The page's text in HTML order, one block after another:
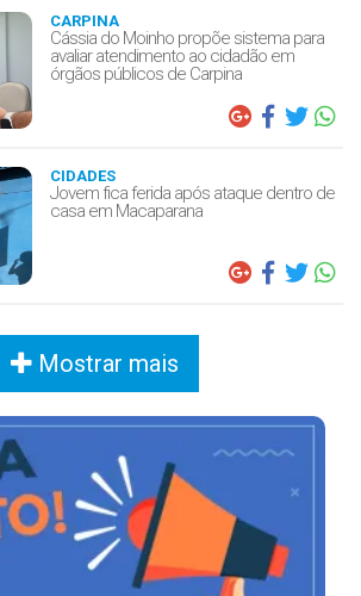
CARPINA
Cássia do Moinho propõe sistema para
avaliar atendimento ao cidadão em
órgãos públicos de Carpina
CIDADES
Jovem fica ferida após ataque dentro de
casa em Macaparana
Mostrar mais